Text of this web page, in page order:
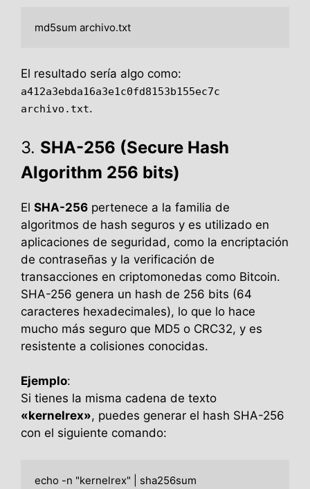
md5sum archivo.txt
El resultado sería algo como:
a412a3ebda16a3e1c0fd8153b155ec7c
archivo.txt.
3. SHA-256 (Secure Hash
Algorithm 256 bits)
El SHA-256 pertenece a la familia de
algoritmos de hash seguros y es utilizado en
aplicaciones de seguridad, como la encriptación
de contraseñas y la verificación de
transacciones en criptomonedas como Bitcoin.
SHA-256 genera un hash de 256 bits (64
caracteres hexadecimales), lo que lo hace
mucho más seguro que MD5 o CRC32, y es
resistente a colisiones conocidas.
Ejemplo:
Si tienes la misma cadena de texto
«kernelrex», puedes generar el hash SHA-256
con el siguiente comando:
echo -n "kernelrex" | sha256sum